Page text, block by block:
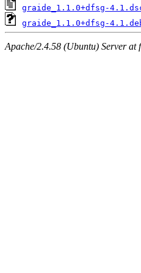
graide_1.1.0+dfsg-
graide_1.1.0+dfsg-
Apache/2.4.58 (Ubuntu) Server at